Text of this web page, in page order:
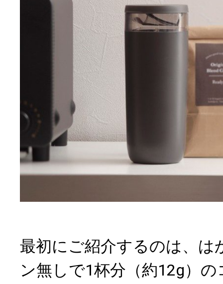
最初にご紹介するのは、は
ン無しで1杯分（約12g）